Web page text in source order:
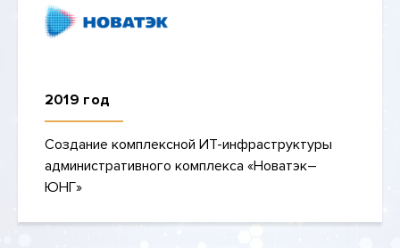
2019 год
Создание комплексной ИТ-инфраструктуры
административного комплекса «Новатэк–
ЮНГ»